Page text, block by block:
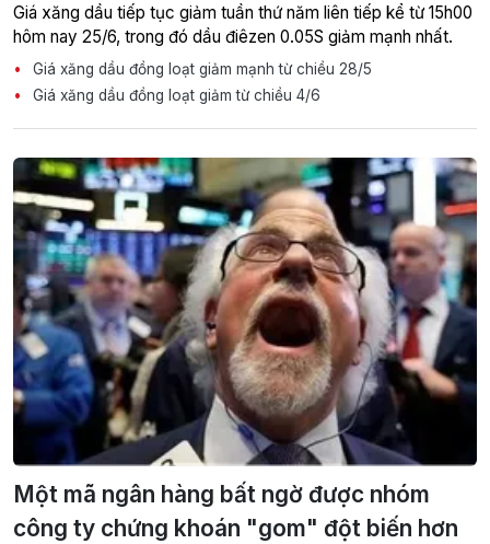
Giá xăng dầu tiếp tục giảm tuần thứ năm liên tiếp kể từ 15h00
hôm nay 25/6, trong đó dầu điêzen 0.05S giảm mạnh nhất.
Giá xăng dầu đồng loạt giảm mạnh từ chiều 28/5
Giá xăng dầu đồng loạt giảm từ chiều 4/6
Một mã ngân hàng bất ngờ được nhóm
công ty chứng khoán "gom" đột biến hơn